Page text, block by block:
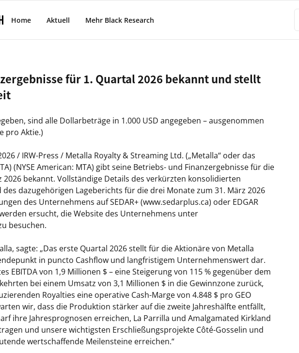
Home Aktuell Mehr Black Research
für 1. Quartal 2026 bekannt und stellt
sind alle Dollarbeträge in 1.000 USD angegeben – ausgenommen
pro Aktie.)
/ IRW-Press / Metalla Royalty & Streaming Ltd. („Metalla“ oder das
(NYSE American: MTA) gibt seine Betriebs- und Finanzergebnisse für die
2026 bekannt. Vollständige Details des verkürzten konsolidierten
dazugehörigen Lageberichts für die drei Monate zum 31. März 2026
des Unternehmens auf SEDAR+ (www.sedarplus.ca) oder EDGAR
ersucht, die Website des Unternehmens unter
besuchen.
sagte: „Das erste Quartal 2026 stellt für die Aktionäre von Metalla
in puncto Cashflow und langfristigem Unternehmenswert dar.
EBITDA von 1,9 Millionen $ – eine Steigerung von 115 % gegenüber dem
bei einem Umsatz von 3,1 Millionen $ in die Gewinnzone zurück,
Royalties eine operative Cash-Marge von 4.848 $ pro GEO
wir, dass die Produktion stärker auf die zweite Jahreshälfte entfällt,
ihre Jahresprognosen erreichen, La Parrilla und Amalgamated Kirkland
und unsere wichtigsten Erschließungsprojekte Côté-Gosselin und
wertschaffende Meilensteine erreichen.“